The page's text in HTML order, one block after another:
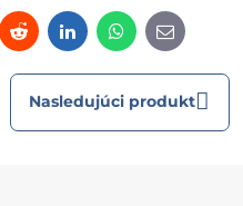
RedditLinkedInWhatsApp
E-
mail
Nasledujúci produkt